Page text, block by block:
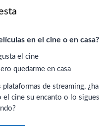
en el cine o en casa?
el cine
quedarme en casa
de streaming, ¿ha
su encanto o lo sigues